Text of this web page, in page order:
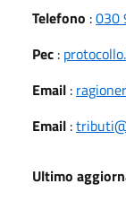
Telefono :030
Pec :
Email :
Email :
Ultimo